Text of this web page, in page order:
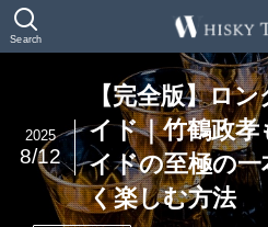
Search
【完全版】ロ
イド｜竹鶴政
イドの至極の一
く楽しむ方法
2025
8/12